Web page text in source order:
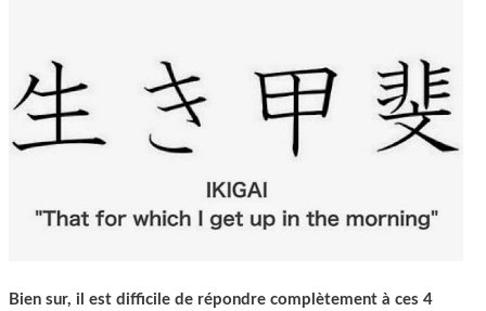
Bien sur, il est difficile de répondre complètement à ces 4